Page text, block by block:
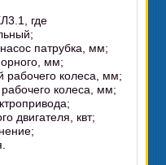
где
патрубка, мм;
мм;
колеса, мм;
колеса, мм;
двигателя, квт;